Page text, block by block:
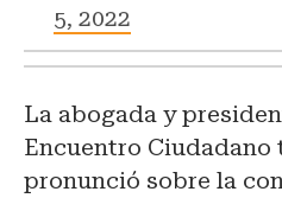
5, 2022
La abogada y
Encuentro Ciudadano
pronunció sobre la